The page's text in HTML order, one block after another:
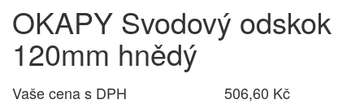
OKAPY Svodový odskok
120mm hnědý
Vaše cena s DPH
506,60 Kč